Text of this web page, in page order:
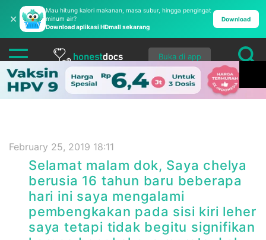
✕
Mau hitung kalori makanan, masa subur, hingga pengingat
minum air?
Download aplikasi HDmall sekarang
Download
Buka di app
February 25, 2019 18:11
Selamat malam dok, Saya chelya
berusia 16 tahun baru beberapa
hari ini saya mengalami
pembengkakan pada sisi kiri leher
saya tetapi tidak begitu signifikan